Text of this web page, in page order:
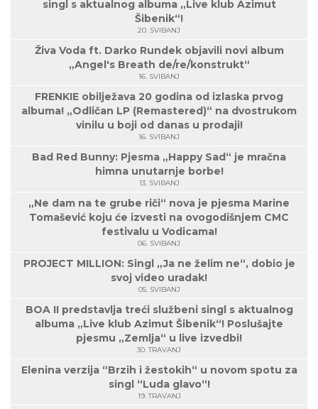
singl s aktualnog albuma „Live klub Azimut
Šibenik“!
20. SVIBANJ
Živa Voda ft. Darko Rundek objavili novi album
„Angel's Breath de/re/konstrukt“
16. SVIBANJ
FRENKIE obilježava 20 godina od izlaska prvog
albuma! „Odličan LP (Remastered)“ na dvostrukom
vinilu u boji od danas u prodaji!
16. SVIBANJ
Bad Red Bunny: Pjesma „Happy Sad“ je mračna
himna unutarnje borbe!
13. SVIBANJ
„Ne dam na te grube riči“ nova je pjesma Marine
Tomašević koju će izvesti na ovogodišnjem CMC
festivalu u Vodicama!
06. SVIBANJ
PROJECT MILLION: Singl „Ja ne želim ne“, dobio je
svoj video uradak!
05. SVIBANJ
BOA II predstavlja treći službeni singl s aktualnog
albuma „Live klub Azimut Šibenik“! Poslušajte
pjesmu „Zemlja“ u live izvedbi!
30. TRAVANJ
Elenina verzija “Brzih i žestokih“ u novom spotu za
singl “Luda glavo“!
19. TRAVANJ